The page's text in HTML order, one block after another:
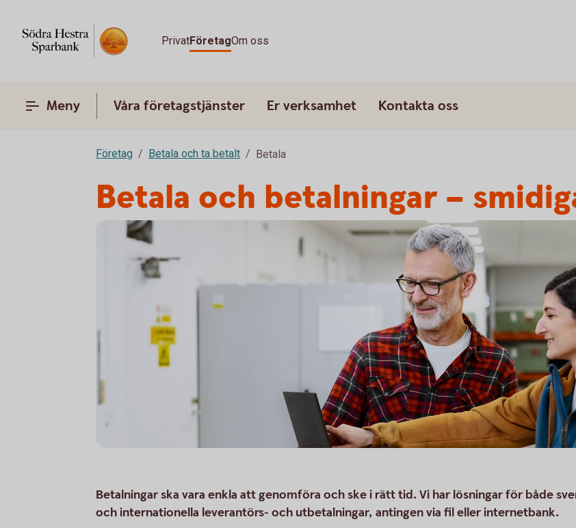
PrivatFöretagOm oss
Meny Våra företagstjänster Er verksamhet Kontakta oss
Företag Betala och ta betalt Betala
Betala och betalningar –
Betalningar ska vara enkla att genomföra och ske i rätt tid. Vi har lösningar för både
och internationella leverantörs- och utbetalningar, antingen via fil eller internetbank.